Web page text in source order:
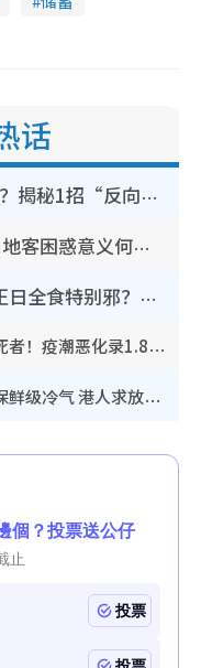
话
WhatsApp预设贴图怎么删？揭秘1招“反向操作”还原简洁界面 附3步实测教程
香港山边铁闸边门大开？内地客困惑意义何在！网友神回复：这种叫法理性防御
鬼门开2026｜农历七月撞正日全食特别邪？专家警告切忌做一事！揭4大禁忌+2招保平安
夺命寄生虫｜食生菜狂泻首现死者！疫潮恶化录1.8万宗病例 揭洗菜3大谬误
内地客夸港人不识老！揭港铁保鲜级冷气 港人求放过：别投诉